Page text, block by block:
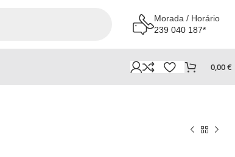
Morada / Horário
239 040 187*
0,00€